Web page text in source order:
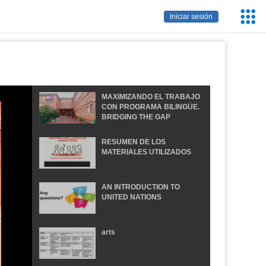
Iniciar sesión
MAXIMIZANDO EL TRABAJO
CON PROGRAMA BILINGÜE.
BRIDGING THE GAP
RESUMEN DE LOS
MATERIALES UTILIZADOS
AN INTRODUCTION TO
UNITED NATIONS
arts